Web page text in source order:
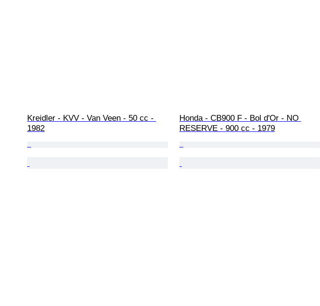
Kreidler - KVV - Van Veen - 50 cc -
1982
Honda - CB900 F - Bol d'Or - NO
RESERVE - 900 cc - 1979